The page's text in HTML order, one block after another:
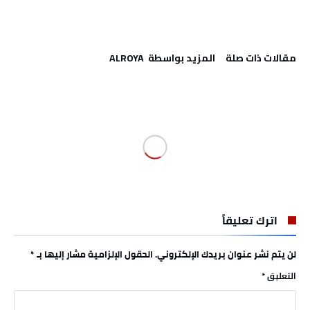
‫مقالات ذات صلة‬ ‫‫المزيد بواسطة‬ ‬ ALROYA
اترك تعليقاً
لن يتم نشر عنوان بريدك الإلكتروني.الحقول الإلزامية مشار إليها بـ*
التعليق*